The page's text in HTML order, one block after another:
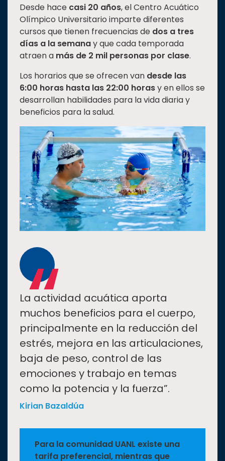
Desde hace casi 20 años, el Centro Acuático
Olímpico Universitario imparte diferentes
cursos que tienen frecuencias de dos a tres
días a la semanay que cada temporada
atraen a más de 2 mil personas por clase.
Los horarios que se ofrecen van desde las
6:00 horas hasta las 22:00 horasy en ellos se
desarrollan habilidades para la vida diaria y
beneficios para la salud.
“
La actividad acuática aporta
muchos beneficios para el cuerpo,
principalmente en la reducción del
estrés, mejora en las articulaciones,
baja de peso, control de las
emociones y trabajo en temas
como la potencia y la fuerza”.
Kirian Bazaldúa
Para la comunidad UANL existe una
tarifa preferencial, mientras que